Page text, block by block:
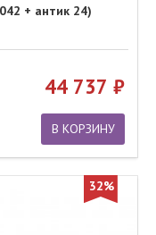
+ антик 24)
44 737
В КОРЗИНУ
32%